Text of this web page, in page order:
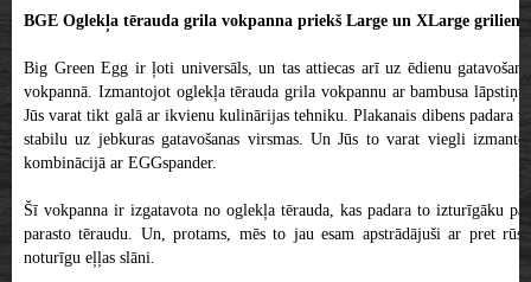
BGE Oglekļa tērauda grila vokpanna priekš Large un XLarge griliem
Big Green Egg ir ļoti universāls, un tas attiecas arī uz ēdienu gatavošanu
vokpannā. Izmantojot oglekļa tērauda grila vokpannu ar bambusa lāpstiņu,
Jūs varat tikt galā ar ikvienu kulinārijas tehniku. Plakanais dibens padara to
stabilu uz jebkuras gatavošanas virsmas. Un Jūs to varat viegli izmantot
kombinācijā ar EGGspander.
Šī vokpanna ir izgatavota no oglekļa tērauda, kas padara to izturīgāku par
parasto tēraudu. Un, protams, mēs to jau esam apstrādājuši ar pret rūsu
noturīgu eļļas slāni.